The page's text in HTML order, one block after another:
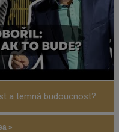
a temná budoucnost?
»